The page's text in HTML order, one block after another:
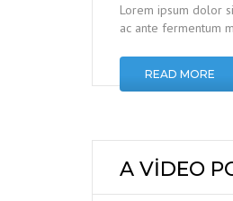
Lorem ipsum dolor
ac ante fermentum
READ MORE
A VIDEO